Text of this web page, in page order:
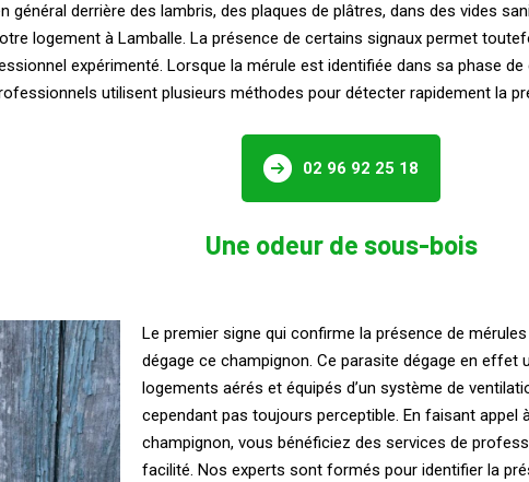
général derrière des lambris, des plaques de plâtres, dans des vides
logement à Lamballe. La présence de certains signaux permet
expérimenté. Lorsque la mérule est identifiée dans sa phase
utilisent plusieurs méthodes pour détecter rapidement la
02 96 92 25 18
Une odeur de sous-bois
Le premier signe qui confirme la présence de
dégage ce champignon. Ce parasite dégage en
logements aérés et équipés d’un système de
cependant pas toujours perceptible. En faisant
champignon, vous bénéficiez des services de
facilité. Nos experts sont formés pour identifier la